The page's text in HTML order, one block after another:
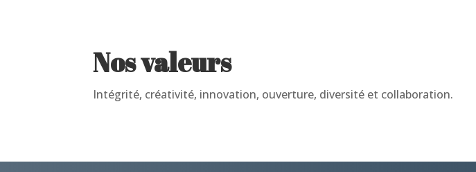
Nos valeurs
Intégrité, créativité, innovation, ouverture, diversité et collaboration.